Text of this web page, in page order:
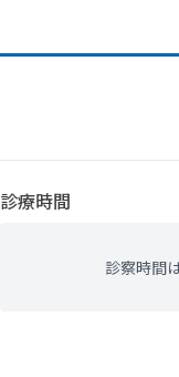
診療時間
診察時間